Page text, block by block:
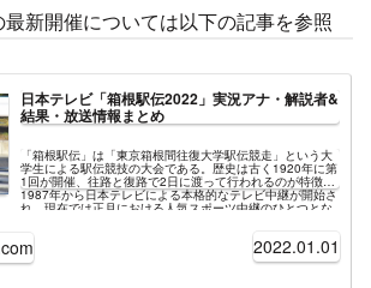
新開催については以下の記事を参照
日本テレビ「箱根駅伝2022」実況アナ・解説者&
結果・放送情報まとめ
「箱根駅伝」は「東京箱根間往復大学駅伝競走」という大
学生による駅伝競技の大会である。歴史は古く1920年に第
1回が開催、往路と復路で2日に渡って行われるのが特徴。
1987年から日本テレビによる本格的なテレビ中継が開始さ
れ、現在では正月における人気スポーツ中継のひとつとな
されることが多かったが、現在のように1月2日・3日に固
定されたのは1955年からである。テレビ中継は1979年か
らスタート。当時は東京12チャンネル（現在のテレビ東
2022.01.01